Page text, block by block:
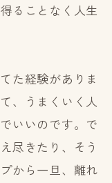
ることなく人生
た経験がありま
、うまくいく人
いいのです。で
尽きたり、そう
から一旦、離れ